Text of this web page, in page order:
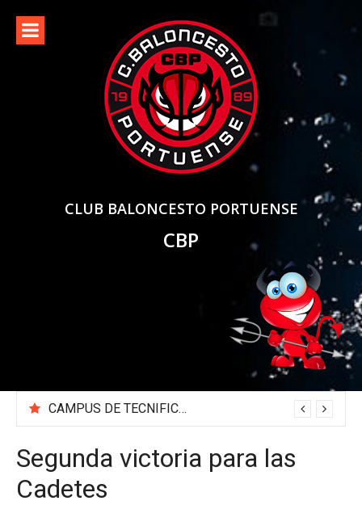
content
CLUB BALONCESTO PORTUENSE
CBP
CAMPUS DE TECNIFICACIÓN 2026 «BEA SÁNCHEZ»
Segunda victoria para las
Cadetes